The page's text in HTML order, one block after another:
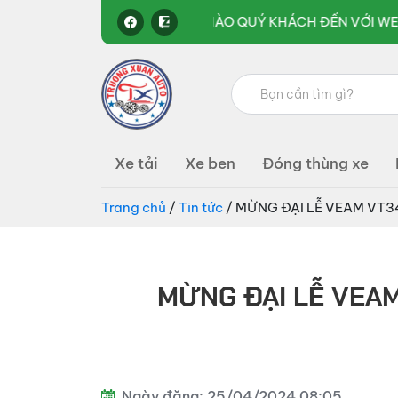
KÍNH CHÀO QUÝ KHÁCH ĐẾN VỚI WEBSITE CỦA
tô
Trường
Group
doanh
Tìm
kiếm:
Xe tải Xe ben Đóng thùng xe
Trang chủ / Tin tức / MỪNG ĐẠI LỄ VEAM
MỪNG ĐẠI LỄ